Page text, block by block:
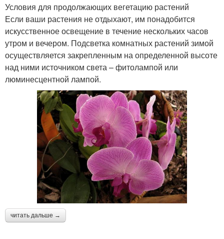
Условия для продолжающих вегетацию растений
Если ваши растения не отдыхают, им понадобится
искусственное освещение в течение нескольких часов
утром и вечером. Подсветка комнатных растений зимой
осуществляется закрепленным на определенной высоте
над ними источником света – фитолампой или
люминесцентной лампой.
читать дальше →